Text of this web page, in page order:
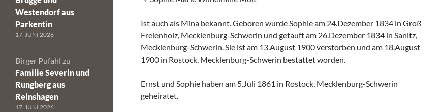
Ist auch als Mina bekannt. Geboren wurde Sophie am 24.Dezember 1834 in Groß
Freienholz, Mecklenburg-Schwerin und getauft am 26.Dezember 1834 in Sanitz,
Mecklenburg-Schwerin. Sie ist am 13.August 1900 verstorben und am 18.August
1900 in Rostock, Mecklenburg-Schwerin bestattet worden.
Ernst und Sophie haben am 5.Juli 1861 in Rostock, Mecklenburg-Schwerin
geheiratet.
Westendorf aus
Parkentin
17. JUNI 2026
Birger Pufahl zu
Familie Severin und
Rungberg aus
Reinshagen
17. JUNI 2026